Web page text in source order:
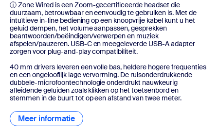
ⓘ Zone Wired is een Zoom-gecertificeerde headset die
duurzaam, betrouwbaar en eenvoudig te gebruiken is. Met de
intuïtieve in-line bediening op een knoopvrije kabel kunt u het
geluid dempen, het volume aanpassen, gesprekken
beantwoorden/beëindigen/verwerpen en muziek
afspelen/pauzeren. USB-C en meegeleverde USB-A adapter
zorgen voor plug-and-play compatibiliteit.
40 mm drivers leveren een volle bas, heldere hogere frequenties
en een ongelooflijk lage vervorming. De ruisonderdrukkende
dubbele-microfoontechnologie onderdrukt nauwkeurig
afleidende geluiden zoals klikken op het toetsenbord en
stemmen in de buurt tot op een afstand van twee meter.
Meer informatie Meer informatie